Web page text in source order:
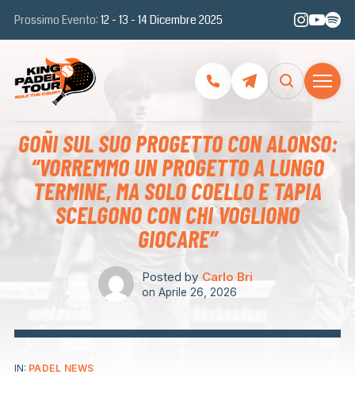
Prossimo Evento: 12 - 13 - 14 Dicembre 2025
GOÑI SUL SUO PROGETTO CON ALONSO:
“VORREMMO UN PROGETTO A LUNGO
TERMINE, MA SOLO COELLO E TAPIA
SCELGONO CON CHI VOGLIONO
GIOCARE”
Posted by Carlo Bri
on Aprile 26, 2026
IN: PADEL NEWS